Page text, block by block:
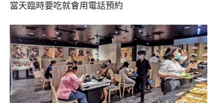
當天臨時要吃就會用電話預約